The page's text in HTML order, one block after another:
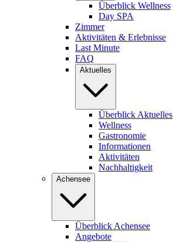
Überblick Wellness
Day SPA
Zimmer
Aktivitäten & Erlebnisse
Last Minute
FAQ
Aktuelles
Überblick Aktuelles
Wellness
Gastronomie
Informationen
Aktivitäten
Nachhaltigkeit
Achensee
Überblick Achensee
Angebote